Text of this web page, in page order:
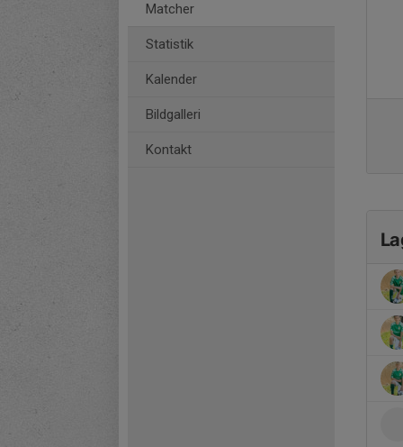
Matcher
Statistik
Kalender
Bildgalleri
Kontakt